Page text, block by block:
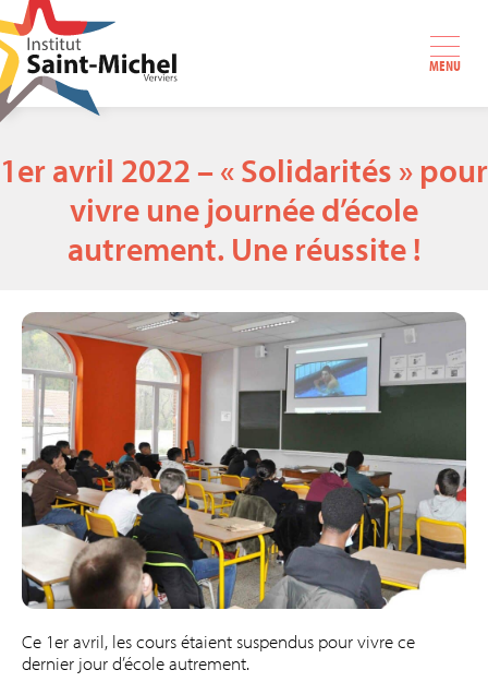
MENU
1er avril 2022 – « Solidarités » pour
vivre une journée d’école
autrement. Une réussite !
Ce 1er avril, les cours étaient suspendus pour vivre ce
dernier jour d’école autrement.